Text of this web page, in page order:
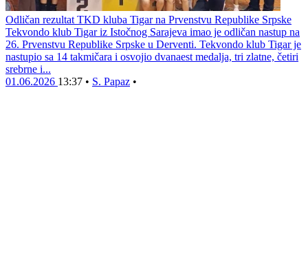
Odličan rezultat TKD kluba Tigar na Prvenstvu Republike Srpske
Tekvondo klub Tigar iz Istočnog Sarajeva imao je odličan nastup na
26. Prvenstvu Republike Srpske u Derventi. Tekvondo klub Tigar je
nastupio sa 14 takmičara i osvojio dvanaest medalja, tri zlatne, četiri
srebrne i...
01.06.2026 13:37 • S. Papaz •